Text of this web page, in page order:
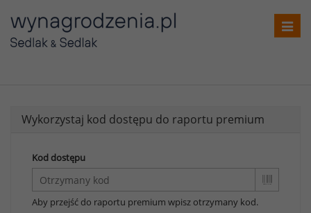
Wykorzystaj kod dostępu do raportu premium
Kod dostępu
Aby przejść do raportu premium wpisz otrzymany kod.